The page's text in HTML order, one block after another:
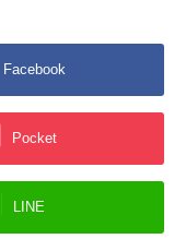
Facebook
Pocket
LINE